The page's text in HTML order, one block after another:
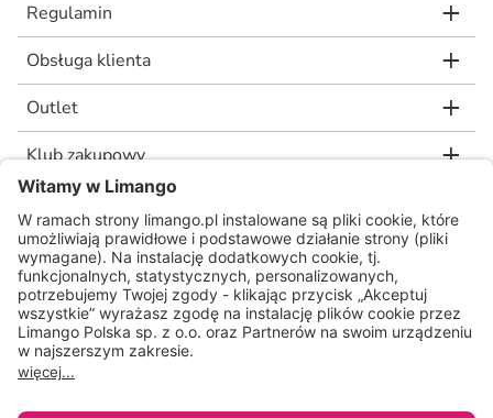
Regulamin
Obsługa klienta
Outlet
Klub zakupowy